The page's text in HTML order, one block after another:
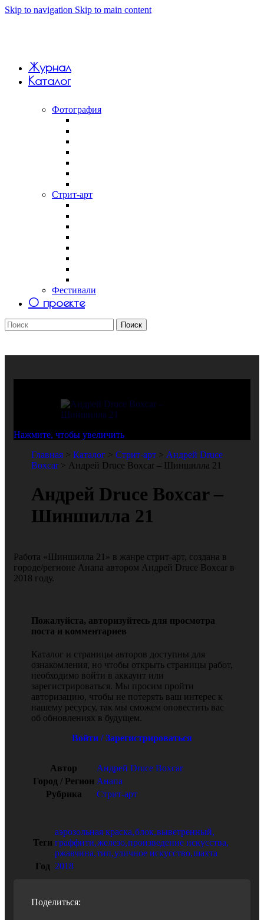
Skip to navigation Skip to main content
Журнал
Каталог
Фотография
Стрит-арт
Фестивали
О проекте
Поиск
Нажмите, чтобы увеличить
Главная > Каталог > Стрит-арт > Андрей Druce
Boxcar> Андрей Druce Boxcar – Шиншилла 21
Андрей Druce Boxcar –
Шиншилла 21
Работа «Шиншилла 21» в жанре стрит-арт, создана в
городе/регионе Анапа автором Андрей Druce Boxcar в
2018 году.
Пожалуйста, авторизуйтесь для просмотра
поста и комментариев
Каталог и страницы авторов доступны для
ознакомления, но чтобы открыть страницы работ,
необходимо войти в аккаунт или
зарегистрироваться. Мы просим пройти
авторизацию, чтобы не потерять ваш интерес к
нашему ресурсу, так мы сможем оповестить вас
об обновлениях в будущем.
Войти / Зарегистрироваться
Автор
Андрей Druce Boxcar
Город / Регион Анапа
Рубрика
Стрит-арт
Теги
аэрозольная краска,блок,выветренный,
граффити,железо,произведение искусства,
ржавчина,тип,уличное искусство,шахта
Год 2018
Поделиться: